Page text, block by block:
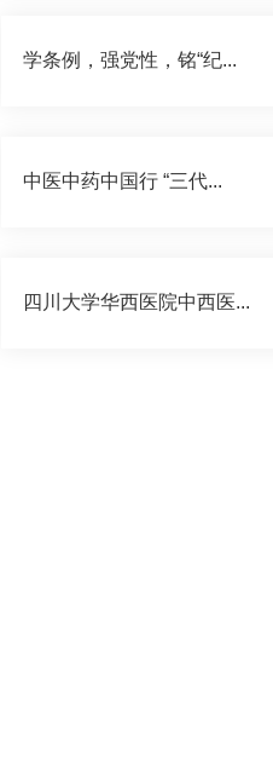
学条例，强党性，铭“纪...
中医中药中国行 “三代...
四川大学华西医院中西医...